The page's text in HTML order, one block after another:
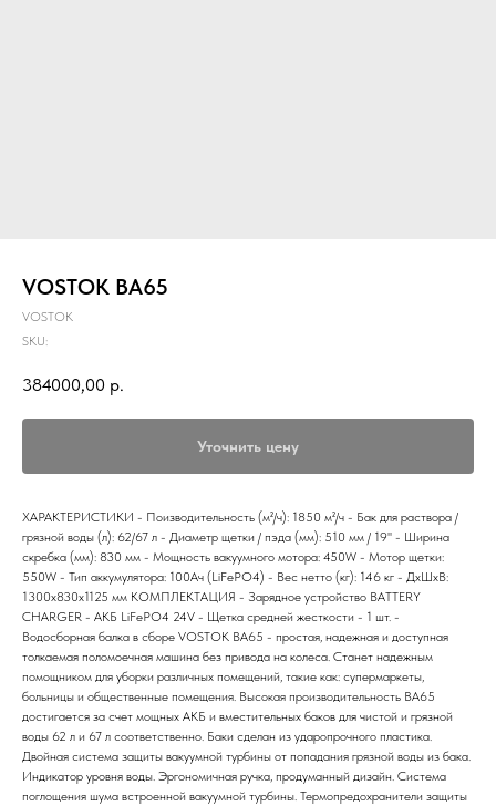
VOSTOK BA65
VOSTOK
SKU:
384000,00 р.
Уточнить цену
ХАРАКТЕРИСТИКИ - Поизводительность (м²/ч): 1850 м²/ч - Бак для раствора /
грязной воды (л): 62/67 л - Диаметр щетки / пэда (мм): 510 мм / 19'' - Ширина
скребка (мм): 830 мм - Мощность вакуумного мотора: 450W - Мотор щетки:
550W - Тип аккумулятора: 100Ач (LiFePO4) - Вес нетто (кг): 146 кг - ДxШxВ:
1300x830x1125 мм КОМПЛЕКТАЦИЯ - Зарядное устройство BATTERY
CHARGER - АКБ LiFePO4 24V - Щетка средней жесткости - 1 шт. -
Водосборная балка в сборе VOSTOK BA65 - простая, надежная и доступная
толкаемая поломоечная машина без привода на колеса. Станет надежным
помощником для уборки различных помещений, такие как: супермаркеты,
больницы и общественные помещения. Высокая производительность BA65
достигается за счет мощных АКБ и вместительных баков для чистой и грязной
воды 62 л и 67 л соответственно. Баки сделан из ударопрочного пластика.
Двойная система защиты вакуумной турбины от попадания грязной воды из бака.
Индикатор уровня воды. Эргономичная ручка, продуманный дизайн. Система
поглощения шума встроенной вакуумной турбины. Термопредохранители защиты